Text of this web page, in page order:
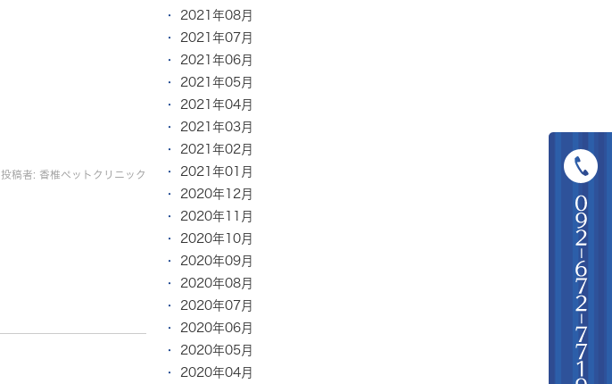
投稿者: 香椎ペットクリニック
2021年08月
2021年07月
2021年06月
2021年05月
2021年04月
2021年03月
2021年02月
2021年01月
2020年12月
2020年11月
2020年10月
2020年09月
2020年08月
2020年07月
2020年06月
2020年05月
2020年04月